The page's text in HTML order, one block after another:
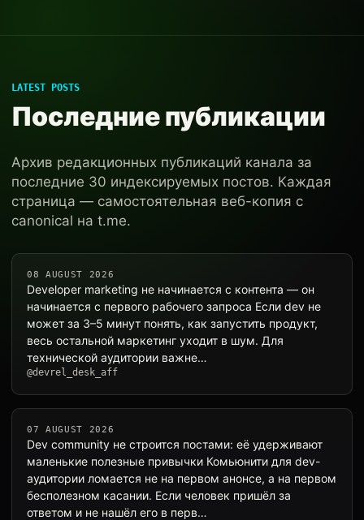
LATEST POSTS
Последние публикации
Архив редакционных публикаций канала за
последние 30 индексируемых постов. Каждая
страница — самостоятельная веб-копия с
canonical на t.me.
08 AUGUST 2026
Developer marketing не начинается с контента — он
начинается с первого рабочего запроса Если dev не
может за 3–5 минут понять, как запустить продукт,
весь остальной маркетинг уходит в шум. Для
технической аудитории важне…
@devrel_desk_aff
07 AUGUST 2026
Dev community не строится постами: её удерживают
маленькие полезные привычки Комьюнити для dev-
аудитории ломается не на первом анонсе, а на первом
бесполезном касании. Если человек пришёл за
ответом и не нашёл его в перв…